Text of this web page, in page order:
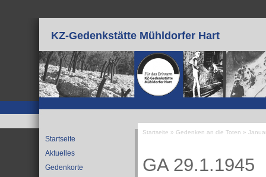
KZ-Gedenkstätte Mühldorfer Hart
Startseite
Aktuelles
Gedenkorte
Startseite » Gedenken an die Toten »
GA 29.1.1945